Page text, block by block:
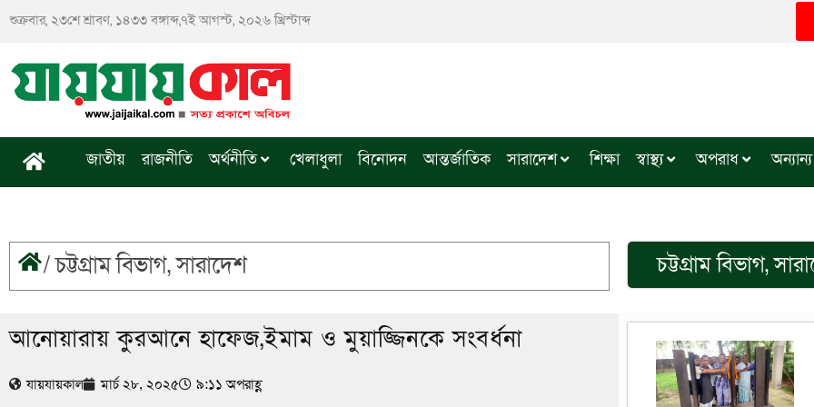
শুক্রবার, ২৩শে শ্রাবণ, ১৪৩৩ বঙ্গাব্দ,৭ই আগস্ট, ২০২৬ খ্রিস্টাব্দ
জাতীয় রাজনীতি অর্থনীতি খেলাধুলা বিনোদন আন্তর্জাতিক সারাদেশ শিক্ষা স্বাস্থ্য অপরাধ অন্যান্য
/চট্টগ্রাম বিভাগ,সারাদেশ চট্টগ্রাম বিভাগ,
আনোয়ারায় কুরআনে হাফেজ,ইমাম ও মুয়াজ্জিনকে সংবর্ধনা
যায়যায়কাল মার্চ ২৮, ২০২৫ ৯:১১ অপরাহ্ণ